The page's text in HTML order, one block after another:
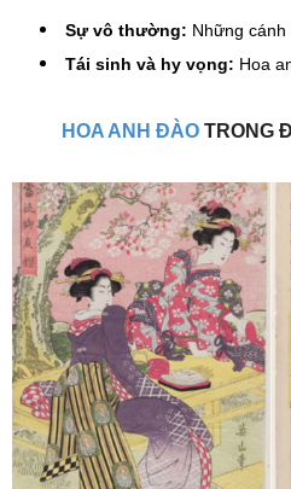
Sự vô thường: Những
Tái sinh và hy vọng: Hoa
HOA ANH ĐÀO TRONG